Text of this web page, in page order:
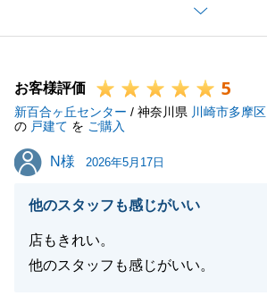
よろしくお願い致します。
閉じる
お客様評価 5
新百合ヶ丘センター / 神奈川県 川崎市多摩区
の 戸建て を ご購入
N様
N様 2026年5月17日
他のスタッフも感じがいい
店もきれい。
他のスタッフも感じがいい。